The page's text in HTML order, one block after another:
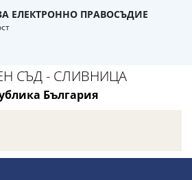
ЕЛЕКТРОННО ПРАВОСЪДИЕ
СЪД - СЛИВНИЦА
България